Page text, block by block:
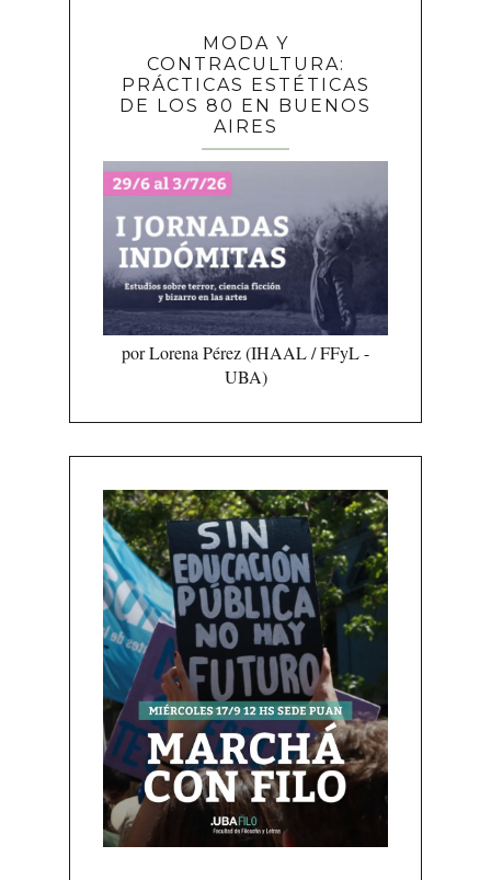
MODA Y
CONTRACULTURA:
PRÁCTICAS ESTÉTICAS
DE LOS 80 EN BUENOS
AIRES
por Lorena Pérez (IHAAL / FFyL -
UBA)